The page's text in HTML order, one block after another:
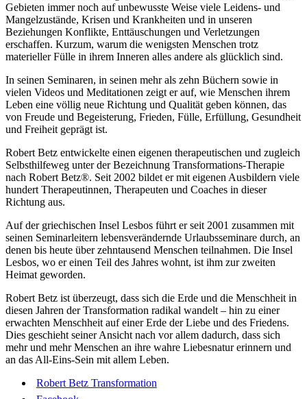
Gebieten immer noch auf unbewusste Weise viele Leidens- und
Mangelzustände, Krisen und Krankheiten und in unseren
Beziehungen Konflikte, Enttäuschungen und Verletzungen
erschaffen. Kurzum, warum die wenigsten Menschen trotz
materieller Fülle in ihrem Inneren alles andere als glücklich sind.
In seinen Seminaren, in seinen mehr als zehn Büchern sowie in
vielen Videos und Meditationen zeigt er auf, wie Menschen ihrem
Leben eine völlig neue Richtung und Qualität geben können, das
von Freude und Begeisterung, Frieden, Fülle, Erfüllung, Gesundheit
und Freiheit geprägt ist.
Robert Betz entwickelte einen eigenen therapeutischen und zugleich
Selbsthilfeweg unter der Bezeichnung Transformations-Therapie
nach Robert Betz®. Seit 2002 bildet er mit eigenen Ausbildern viele
hundert Therapeutinnen, Therapeuten und Coaches in dieser
Richtung aus.
Auf der griechischen Insel Lesbos führt er seit 2001 zusammen mit
seinen Seminarleitern lebensverändernde Urlaubsseminare durch, an
denen bis heute über zehntausend Menschen teilnahmen. Die Insel
Lesbos, wo er einen Teil des Jahres wohnt, ist ihm zur zweiten
Heimat geworden.
Robert Betz ist überzeugt, dass sich die Erde und die Menschheit in
diesen Jahren der Transformation radikal wandelt – hin zu einer
erwachten Menschheit auf einer Erde der Liebe und des Friedens.
Dies geschieht seiner Ansicht nach vor allem dadurch, dass sich
mehr und mehr Menschen an ihre wahre Liebesnatur erinnern und
an das All-Eins-Sein mit allem Leben.
Robert Betz Transformation